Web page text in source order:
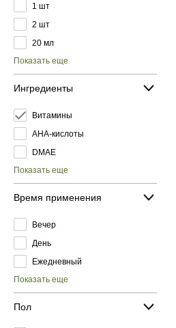
1 шт
2 шт
20 мл
Показать еще
Ингредиенты
Витамины
AHA-кислоты
DMAE
Показать еще
Время применения
Вечер
День
Ежедневный
Показать еще
Пол